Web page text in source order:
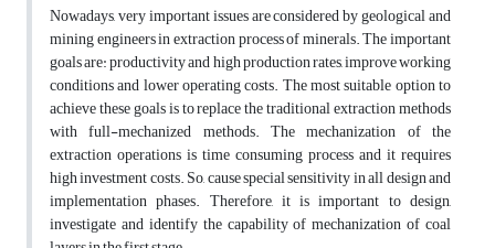
Nowadays, very important issues are considered by geological and
mining engineers in extraction process of minerals. The important
goals are: productivity and high production rates, improve working
conditions and lower operating costs. The most suitable option to
achieve these goals is to replace the traditional extraction methods
with full-mechanized methods. The mechanization of the
extraction operations is time consuming process and it requires
high investment costs. So, cause special sensitivity in all design and
implementation phases. Therefore, it is important to design,
investigate and identify the capability of mechanization of coal